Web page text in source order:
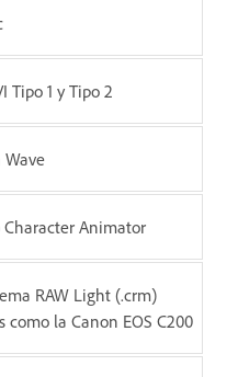
Tipo 1 y Tipo 2
Wave
Animator
RAW Light (.crm)
como la Canon EOS C200